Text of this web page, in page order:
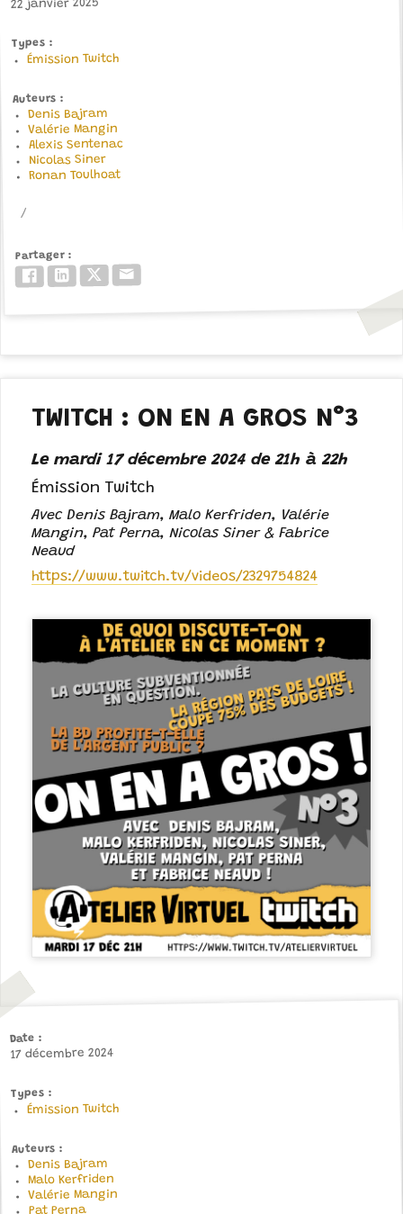
22 janvier 2025
Types
Émission Twitch
Auteurs
Denis Bajram
Valérie Mangin
Alexis Sentenac
Nicolas Siner
Ronan Toulhoat
Partager
FacebookLinkedInTwitter/X
TWITCH : ON EN A GROS N°3
Le mardi 17 décembre 2024 de 21h à 22h
Émission Twitch
Avec Denis Bajram, Malo Kerfriden, Valérie
Mangin, Pat Perna, Nicolas Siner & Fabrice
Neaud
https://www.twitch.tv/videos/2329754824
Date
17 décembre 2024
Types
Émission Twitch
Auteurs
Denis Bajram
Malo Kerfriden
Valérie Mangin
Pat Perna